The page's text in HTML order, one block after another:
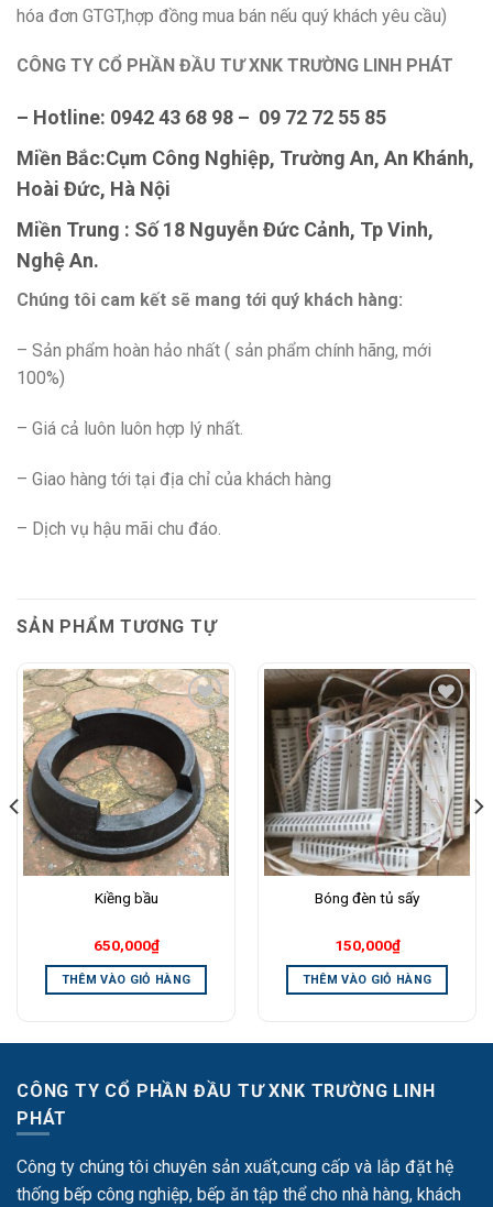
hóa đơn GTGT,hợp đồng mua bán nếu quý khách yêu cầu)
CÔNG TY CỔ PHẦN ĐẦU TƯ XNK TRƯỜNG LINH PHÁT
– Hotline: 0942 43 68 98 – 09 72 72 55 85
Miền Bắc:Cụm Công Nghiệp, Trường An, An Khánh,
Hoài Đức, Hà Nội
Miền Trung : Số 18 Nguyễn Đức Cảnh, Tp Vinh,
Nghệ An.
Chúng tôi cam kết sẽ mang tới quý khách hàng:
– Sản phẩm hoàn hảo nhất ( sản phẩm chính hãng, mới
100%)
– Giá cả luôn luôn hợp lý nhất.
– Giao hàng tới tại địa chỉ của khách hàng
– Dịch vụ hậu mãi chu đáo.
SẢN PHẨM TƯƠNG TỰ
Add to
Wishlist
Kiềng bầu
650,000₫
THÊM VÀO GIỎ HÀNG
Add to
Wishlist
Bóng đèn tủ sấy
150,000₫
THÊM VÀO GIỎ HÀNG
CÔNG TY CỔ PHẦN ĐẦU TƯ XNK TRƯỜNG LINH
PHÁT
Công ty chúng tôi chuyên sản xuất,cung cấp và lắp đặt hệ
thống bếp công nghiệp, bếp ăn tập thể cho nhà hàng, khách